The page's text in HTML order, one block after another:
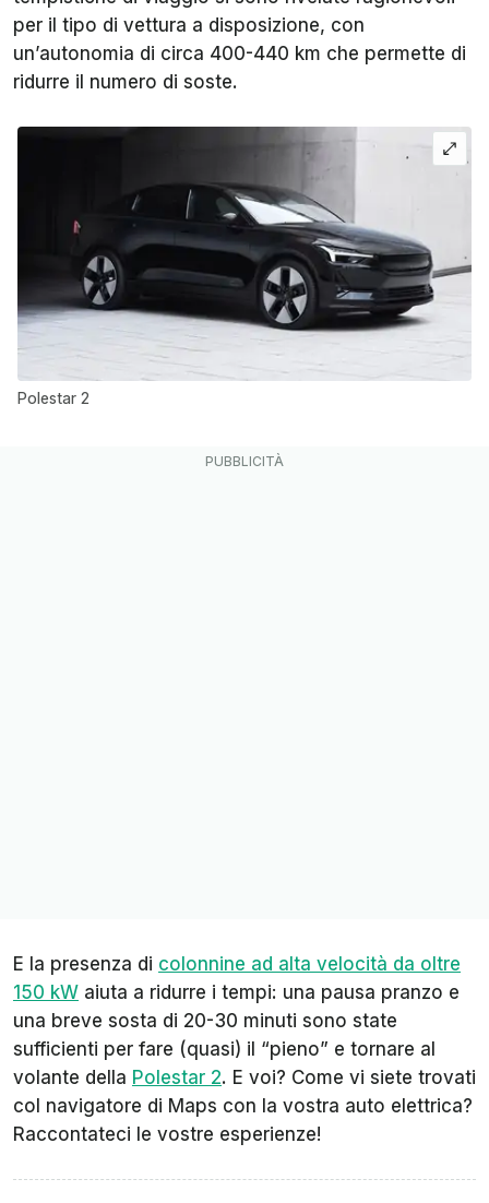
per il tipo di vettura a disposizione, con
un’autonomia di circa 400-440 km che permette di
ridurre il numero di soste.
Polestar 2
E la presenza di colonnine ad alta velocità da oltre
150 kW aiuta a ridurre i tempi: una pausa pranzo e
una breve sosta di 20-30 minuti sono state
sufficienti per fare (quasi) il “pieno” e tornare al
volante della Polestar 2. E voi? Come vi siete trovati
col navigatore di Maps con la vostra auto elettrica?
Raccontateci le vostre esperienze!